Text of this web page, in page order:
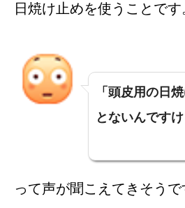
日焼け止めを使うことです
「頭皮用の日
とないんですけ
って声が聞こえてきそう